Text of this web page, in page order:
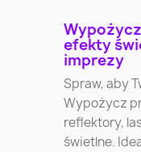
efekty
imprezy
Spraw, aby
Wypożycz
reflektory,
świetlne.